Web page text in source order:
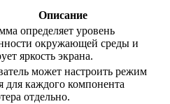
Описание
определяет уровень
окружающей среды и
яркость экрана.
может настроить режим
для каждого компонента
отдельно.